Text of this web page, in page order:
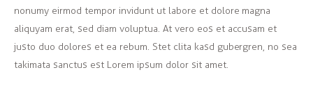
nonumy eirmod tempor invidunt ut labore et dolore magna
aliquyam erat, sed diam voluptua. At vero eos et accusam et
justo duo dolores et ea rebum. Stet clita kasd gubergren, no sea
takimata sanctus est Lorem ipsum dolor sit amet.